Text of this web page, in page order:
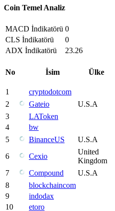
Coin Temel Analiz
MACD İndikatörü 0
CLS İndikatörü
0
ADX İndikatörü
23.26
No İsim Ülke
1
cryptodotcom
2
Gateio U.S.A
3
LAToken
4
bw
5
BinanceUS U.S.A
6
Cexio
United
Kingdom
7
Compound U.S.A
8
blockchaincom
9
indodax
10
etoro